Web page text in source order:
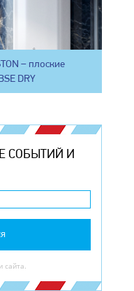
– плоские
DRY
СОБЫТИЙ И
сайта.